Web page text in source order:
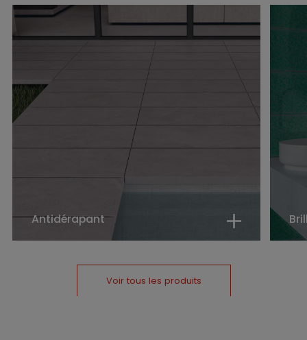
Antidérapant
Voir tous les produits